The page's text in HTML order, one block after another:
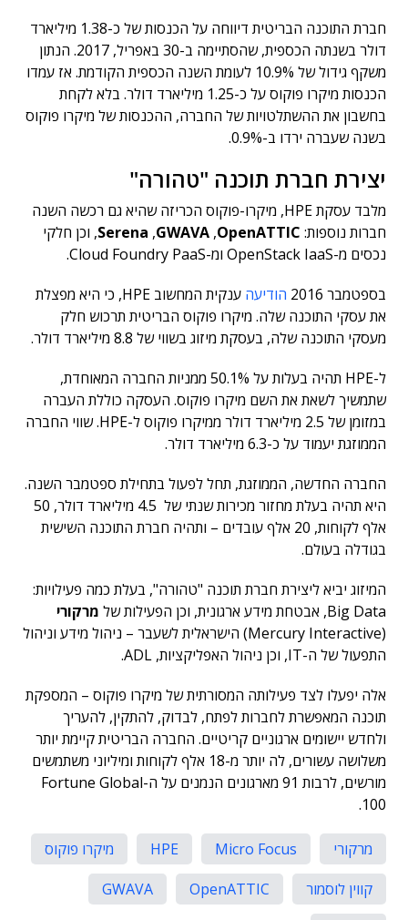
חברת התוכנה הבריטית דיווחה על הכנסות של כ-1.38 מיליארד
דולר בשנתה הכספית, שהסתיימה ב-30 באפריל, 2017. הנתון
משקף גידול של 10.9% לעומת השנה הכספית הקודמת. אז עמדו
הכנסות מיקרו פוקוס על כ-1.25 מיליארד דולר. בלא לקחת
בחשבון את ההשתלטויות של החברה, ההכנסות של מיקרו פוקוס
בשנה שעברה ירדו ב-0.9%.
יצירת חברת תוכנה "טהורה"
מלבד עסקת HPE, מיקרו-פוקוס הכריזה שהיא גם רכשה השנה
חברות נוספות:
Serena ,GWAVA ,OpenATTIC
, וכן חלקי
נכסים מ-OpenStack IaaS ומ-Cloud Foundry PaaS.
בספטמבר 2016
הודיעה
ענקית המחשוב HPE, כי היא מפצלת
את עסקי התוכנה שלה. מיקרו פוקוס הבריטית תרכוש חלק
מעסקי התוכנה שלה, בעסקת מיזוג בשווי של 8.8 מיליארד דולר.
ל-HPE תהיה בעלות על 50.1% ממניות החברה המאוחדת,
שתמשיך לשאת את השם מיקרו פוקוס. העסקה כוללת העברה
במזומן של 2.5 מיליארד דולר ממיקרו פוקוס ל-HPE. שווי החברה
הממוזגת יעמוד על כ-6.3 מיליארד דולר.
החברה החדשה, הממוזגת, תחל לפעול בתחילת ספטמבר השנה.
היא תהיה בעלת מחזור מכירות שנתי של 4.5 מיליארד דולר, 50
אלף לקוחות, 20 אלף עובדים – ותהיה חברת התוכנה השישית
בגודלה בעולם.
המיזוג יביא ליצירת חברת תוכנה "טהורה", בעלת כמה פעילויות:
Big Data, אבטחת מידע ארגונית, וכן הפעילות של
מרקורי
(Mercury Interactive) הישראלית לשעבר – ניהול מידע וניהול
התפעול של ה-IT, וכן ניהול האפליקציות, ADL.
אלה יפעלו לצד פעילותה המסורתית של מיקרו פוקוס – המספקת
תוכנה המאפשרת לחברות לפתח, לבדוק, להתקין, להעריך
ולחדש יישומים ארגוניים קריטיים. החברה הבריטית קיימת יותר
משלושה עשורים, לה יותר מ-18 אלף לקוחות ומיליוני משתמשים
מורשים, לרבות 91 מארגונים הנמנים על ה-Fortune Global
100.
מרקורי Micro Focus
HPE
מיקרו פוקוס
קווין לוסמור
OpenATTIC
GWAVA